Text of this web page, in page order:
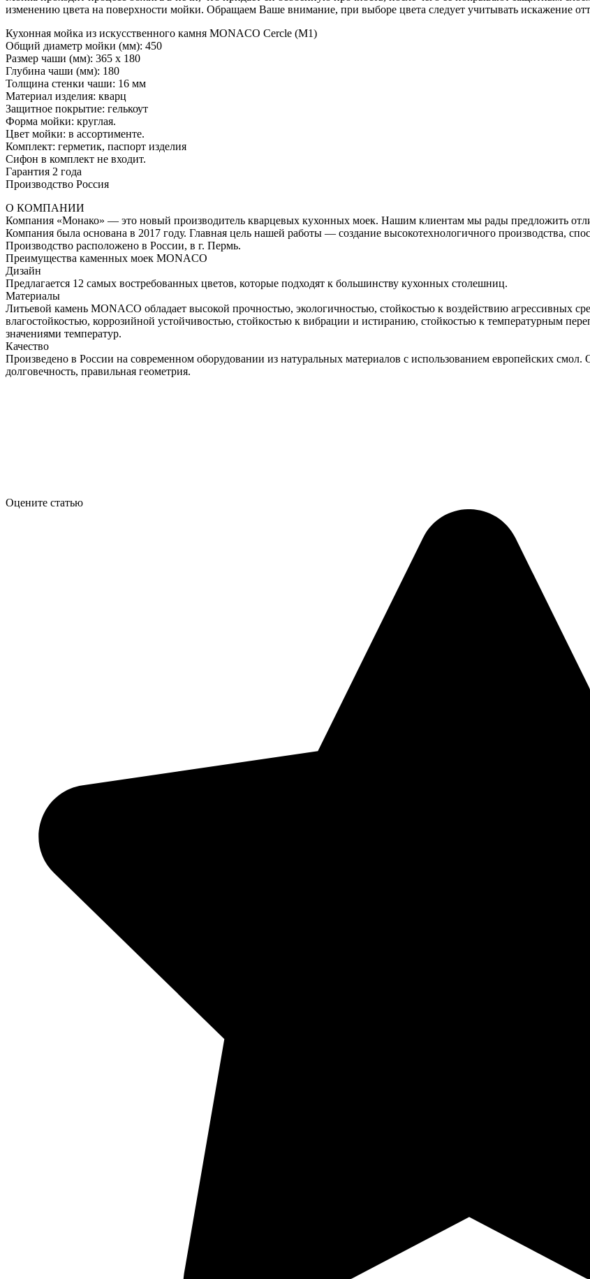
изменению цвета на поверхности мойки. Обращаем Ваше внимание, при выборе цвета следует учитывать искажение
Кухонная мойка из искусственного камня MONACO Cercle (М1)
Общий диаметр мойки (мм): 450
Размер чаши (мм): 365 х 180
Глубина чаши (мм): 180
Толщина стенки чаши: 16 мм
Материал изделия: кварц
Защитное покрытие: гелькоут
Форма мойки: круглая.
Цвет мойки: в ассортименте.
Комплект: герметик, паспорт изделия
Сифон в комплект не входит.
Гарантия 2 года
Производство Россия
О КОМПАНИИ
Компания «Монако» — это новый производитель кварцевых кухонных моек. Нашим клиентам мы рады предложить
Компания была основана в 2017 году. Главная цель нашей работы — создание высокотехнологичного производства,
Производство расположено в России, в г. Пермь.
Преимущества каменных моек MONACO
Дизайн
Предлагается 12 самых востребованных цветов, которые подходят к большинству кухонных столешниц.
Материалы
Литьевой камень MONACO обладает высокой прочностью, экологичностью, стойкостью к воздействию агрессивных
влагостойкостью, коррозийной устойчивостью, стойкостью к вибрации и истиранию, стойкостью к температурным
значениями температур.
Качество
Произведено в России на современном оборудовании из натуральных материалов с использованием европейских
долговечность, правильная геометрия.
Оцените статью